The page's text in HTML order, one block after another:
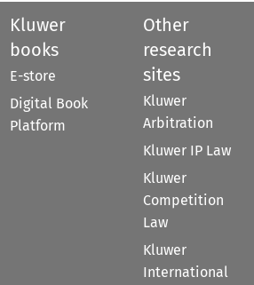
Kluwer
books
E-store
Digital Book
Platform
Other
research
sites
Kluwer
Arbitration
Kluwer IP Law
Kluwer
Competition
Law
Kluwer
International